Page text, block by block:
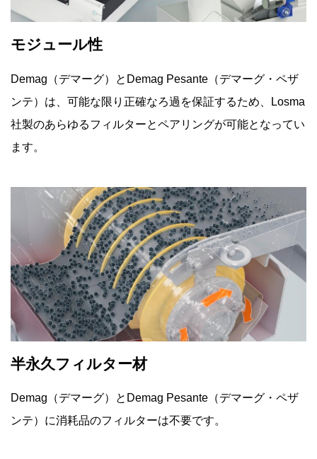
モジュール性
Demag（デマーグ）とDemag Pesante（デマーグ・ペザ
ンテ）は、可能な限り正確なろ過を保証するため、Losma
社製のあらゆるフィルターとペアリングが可能となってい
ます。
半永久フィルター材
Demag（デマーグ）とDemag Pesante（デマーグ・ペザ
ンテ）に消耗品のフィルターは不要です。